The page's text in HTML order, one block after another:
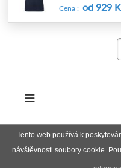
Tento web používá k
návštěvnosti soubory cookie.
Cena : od 929